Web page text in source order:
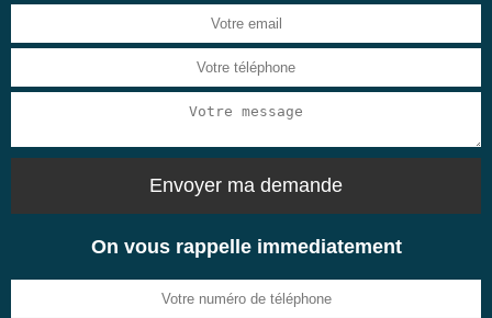
On vous rappelle immediatement